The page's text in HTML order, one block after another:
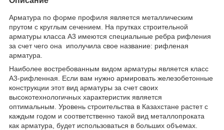
Арматура по форме профиля является металлическим
прутом с круглым сечением. На прутках строительной
арматуры класса А3 имеются специальные ребра рифления
за счет чего она иполучила свое название: рифленая
арматура.
Наиболее востребованным видом арматуры является класс
А3-рифленная. Если вам нужно армировать железобетонные
конструкции этот вид арматуры за счет своих
высокотехнологичных характеристик является
оптимальным. Уровень строительства в Казахстане растет с
каждым годом и соответственно такой вид металлопроката
как арматура, будет использоваться в больших объемах.